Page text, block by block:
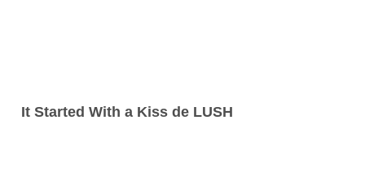
It Started With a Kiss de LUSH